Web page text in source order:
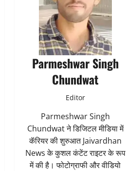
Parmeshwar Singh
Chundwat
Editor
Parmeshwar Singh
Chundwat ने डिजिटल मीडिया में
कॅरियर की शुरुआत Jaivardhan
News के कुशल कंटेंट राइटर के रूप
में की है। फोटोग्राफी और वीडियो